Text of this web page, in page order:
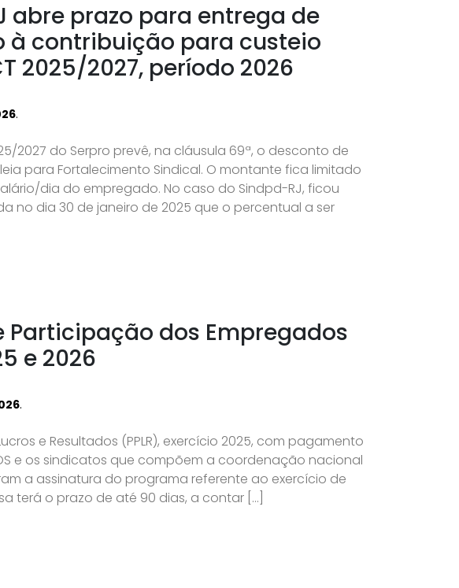
abre prazo para entrega de
à contribuição para custeio
2025/2027, período 2026
.
2027 do Serpro prevê, na cláusula 69ª, o desconto de
para Fortalecimento Sindical. O montante fica limitado
dia do empregado. No caso do Sindpd-RJ, ficou
no dia 30 de janeiro de 2025 que o percentual a ser
Participação dos Empregados
e 2026
.
e Resultados (PPLR), exercício 2025, com pagamento
e os sindicatos que compõem a coordenação nacional
a assinatura do programa referente ao exercício de
terá o prazo de até 90 dias, a contar […]